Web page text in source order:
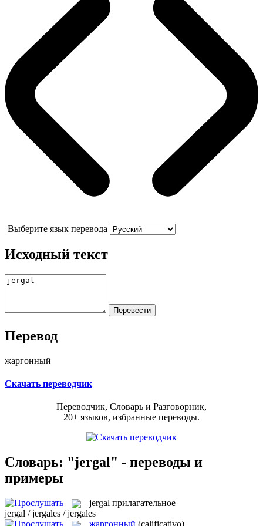
Выберите язык перевода
Исходный текст
Перевод
жаргонный
Скачать переводчик
Переводчик, Словарь и Разговорник,
20+ языков, избранные переводы.
Словарь: "jergal" - переводы и
примеры
jergal прилагательное
jergal / jergales / jergales